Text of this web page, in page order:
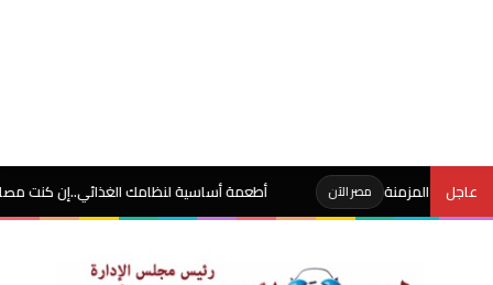
عاجل مصر الآن أطعمة أساسية لنظامك الغذائي..إن كنت مصابًا